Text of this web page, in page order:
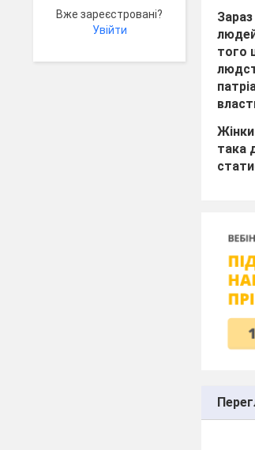
Вже зареєстровані?
Увійти
того
Жінки
така